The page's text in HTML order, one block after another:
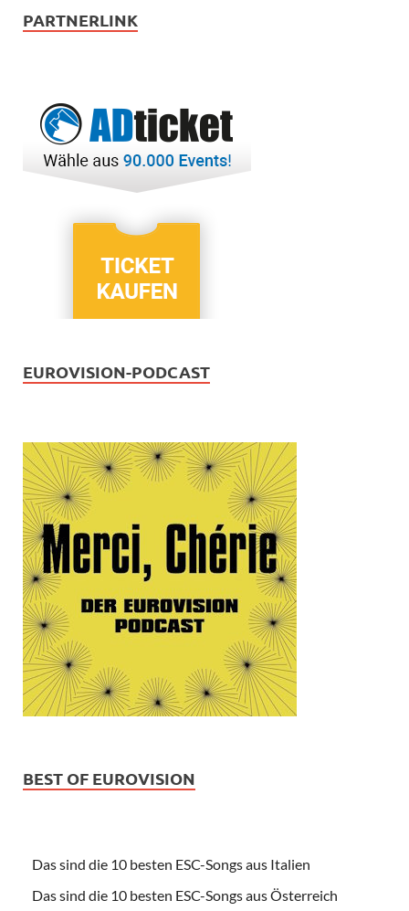
PARTNERLINK
EUROVISION-PODCAST
BEST OF EUROVISION
Das sind die 10 besten ESC-Songs aus Italien
Das sind die 10 besten ESC-Songs aus Österreich